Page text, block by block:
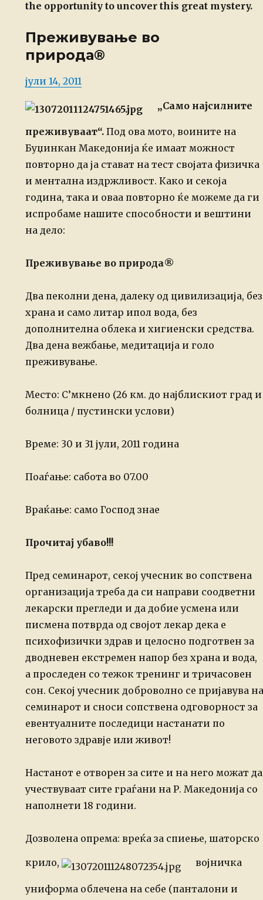
the opportunity to uncover this great mystery.
Преживување во
природа®
Posted
јули 14, 2011
„Само најсилните
преживуваат“. Под ова мото, воините на
Буџинкан Македонија ќе имаат можност
повторно да ја стават на тест својата физичка
и ментална издржливост. Како и секоја
година, така и оваа повторно ќе можеме да ги
испробаме нашите способности и вештини
на дело:
Преживување во природа®
Два пеколни дена, далеку од цивилизација, без
храна и само литар ипол вода, без
дополнителна облека и хигиенски средства.
Два дена вежбање, медитација и голо
преживување.
Место: С’мкнено (26 км. до најблискиот град и
болница / пустински услови)
Време: 30 и 31 јули, 2011 година
Поаѓање: сабота во 07.00
Враќање: само Господ знае
Прочитај убаво!!!
Пред семинарот, секој учесник во сопствена
организација треба да си направи соодветни
лекарски прегледи и да добие усмена или
писмена потврда од својот лекар дека е
психофизички здрав и целосно подготвен за
дводневен екстремен напор без храна и вода,
а проследен со тежок тренинг и тричасовен
сон. Секој учесник доброволно се пријавува на
семинарот и сноси сопствена одговорност за
евентуалните последици настанати по
неговото здравје или живот!
Настанот е отворен за сите и на него можат да
учествуваат сите граѓани на Р. Македонија со
наполнети 18 години.
Дозволена опрема: вреќа за спиење, шаторско
крило, војничка
униформа облечена на себе (панталони и